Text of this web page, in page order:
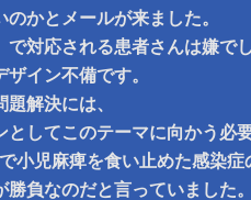
かとメールが来ました。
で対応される患者さんは嫌で
イン不備です。
解決には、
としてこのテーマに向かう必
小児麻痺を食い止めた感染症
勝負なのだと言っていました